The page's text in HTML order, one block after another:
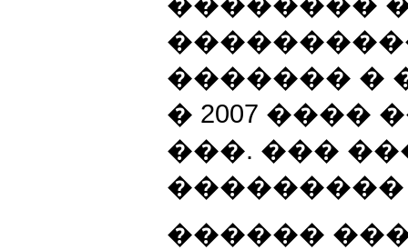
������� �
� 2007 ����
���. ���
������